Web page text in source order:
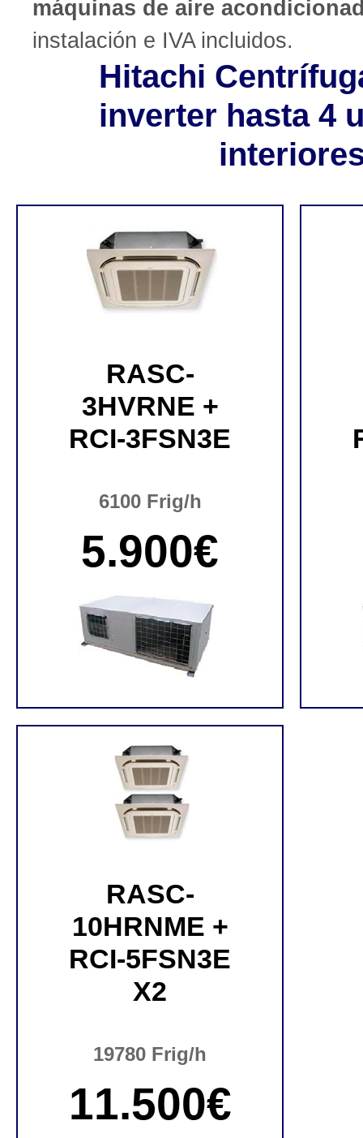
máquinas de aire
instalación e IVA incluidos.
Hitachi
inverter hasta 4
RASC-
3HVRNE +
RCI-3FSN3E
6100 Frig/h
5.900€
RASC-
10HRNME +
RCI-5FSN3E
X2
19780 Frig/h
11.500€